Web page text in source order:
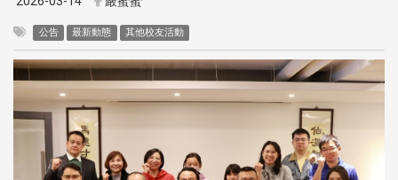
公告 最新動態 其他校友活動